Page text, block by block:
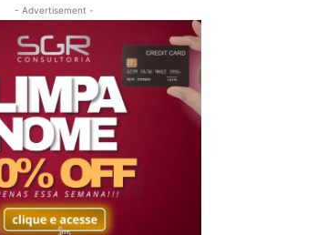
- Advertisement -